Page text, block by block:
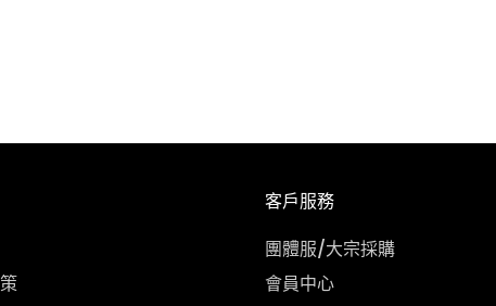
客戶服務
團體服/大宗採購
會員中心